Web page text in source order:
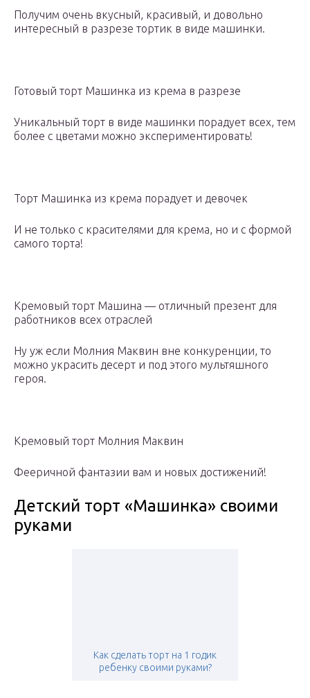
Получим очень вкусный, красивый, и довольно
интересный в разрезе тортик в виде машинки.
Готовый торт Машинка из крема в разрезе
Уникальный торт в виде машинки порадует всех, тем
более с цветами можно экспериментировать!
Торт Машинка из крема порадует и девочек
И не только с красителями для крема, но и с формой
самого торта!
Кремовый торт Машина — отличный презент для
работников всех отраслей
Ну уж если Молния Маквин вне конкуренции, то
можно украсить десерт и под этого мультяшного
героя.
Кремовый торт Молния Маквин
Фееричной фантазии вам и новых достижений!
Детский торт «Машинка» своими
руками
Как сделать торт на 1 годик
ребенку своими руками?